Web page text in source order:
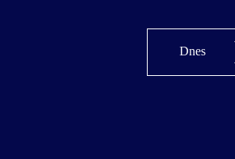
Dnes